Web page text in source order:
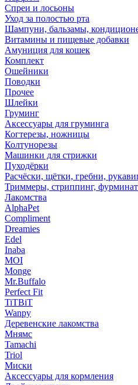
Спреи и лосьоны
Уход за полостью рта
Шампуни, бальзамы,
Витамины и пищевые добавки
Амуниция для кошек
Комплект
Ошейники
Поводки
Прочее
Шлейки
Груминг
Аксессуары для груминга
Когтерезы, ножницы
Колтунорезы
Машинки для стрижки
Пуходёрки
Расчёски, щётки, гребни,
Триммеры, стриппинг,
Лакомства
AlphaPet
Compliment
Dreamies
Edel
Inaba
MOI
Monge
Mr.Buffalo
Perfect Fit
TiTBiT
Wanpy
Деревенские лакомства
Мнямс
Tamachi
Triol
Миски
Аксессуары для кормления